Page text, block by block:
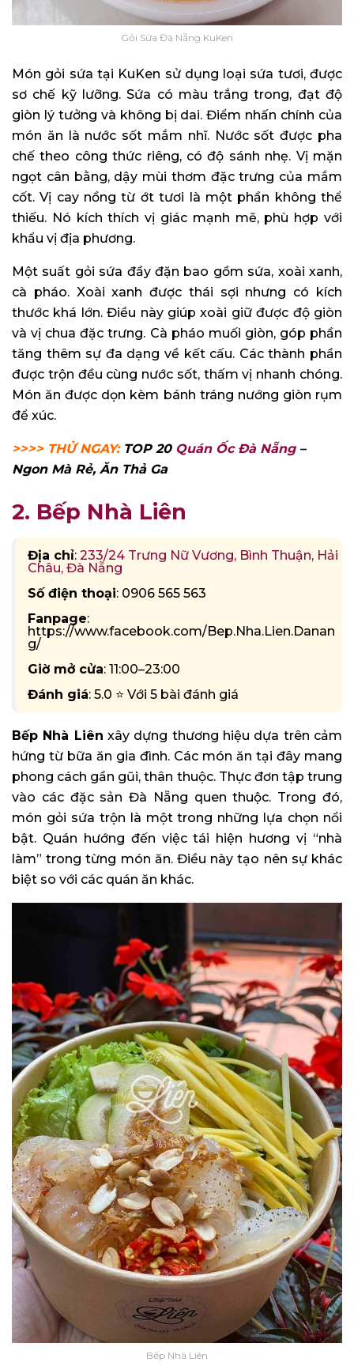
Gỏi Sứa Đà Nẵng KuKen
Món gỏi sứa tại KuKen sử dụng loại sứa tươi, được
sơ chế kỹ lưỡng. Sứa có màu trắng trong, đạt độ
giòn lý tưởng và không bị dai. Điểm nhấn chính của
món ăn là nước sốt mắm nhĩ. Nước sốt được pha
chế theo công thức riêng, có độ sánh nhẹ. Vị mặn
ngọt cân bằng, dậy mùi thơm đặc trưng của mắm
cốt. Vị cay nồng từ ớt tươi là một phần không thể
thiếu. Nó kích thích vị giác mạnh mẽ, phù hợp với
khẩu vị địa phương.
Một suất gỏi sứa đầy đặn bao gồm sứa, xoài xanh,
cà pháo. Xoài xanh được thái sợi nhưng có kích
thước khá lớn. Điều này giúp xoài giữ được độ giòn
và vị chua đặc trưng. Cà pháo muối giòn, góp phần
tăng thêm sự đa dạng về kết cấu. Các thành phần
được trộn đều cùng nước sốt, thấm vị nhanh chóng.
Món ăn được dọn kèm bánh tráng nướng giòn rụm
để xúc.
>>>> THỬ NGAY: TOP 20 Quán Ốc Đà Nẵng –
Ngon Mà Rẻ, Ăn Thả Ga
2. Bếp Nhà Liên
Địa chỉ: 233/24 Trưng Nữ Vương, Bình Thuận, Hải
Châu, Đà Nẵng
Số điện thoại: 0906 565 563
Fanpage:
https://www.facebook.com/Bep.Nha.Lien.Danan
g/
Giờ mở cửa: 11:00–23:00
Đánh giá: 5.0 ⭐ Với 5 bài đánh giá
Bếp Nhà Liên xây dựng thương hiệu dựa trên cảm
hứng từ bữa ăn gia đình. Các món ăn tại đây mang
phong cách gần gũi, thân thuộc. Thực đơn tập trung
vào các đặc sản Đà Nẵng quen thuộc. Trong đó,
món gỏi sứa trộn là một trong những lựa chọn nổi
bật. Quán hướng đến việc tái hiện hương vị “nhà
làm” trong từng món ăn. Điều này tạo nên sự khác
biệt so với các quán ăn khác.
Bếp Nhà Liên